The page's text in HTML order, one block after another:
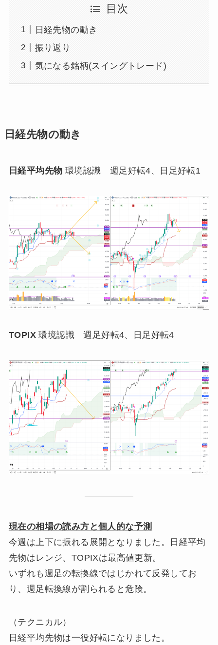
目次
日経先物の動き
振り返り
気になる銘柄(スイングトレード)
日経先物の動き
日経平均先物 環境認識 週足好転4、日足好転1
TOPIX環境認識 週足好転4、日足好転4
現在の相場の読み方と個人的な予測
今週は上下に振れる展開となりました。日経平均
先物はレンジ、TOPIXは最高値更新。
いずれも週足の転換線ではじかれて反発してお
り、週足転換線が割られると危険。
（テクニカル）
日経平均先物は一役好転になりました。